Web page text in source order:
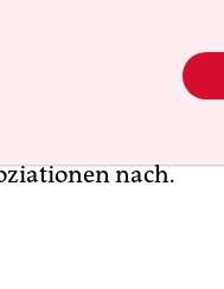
und
an die
nach.